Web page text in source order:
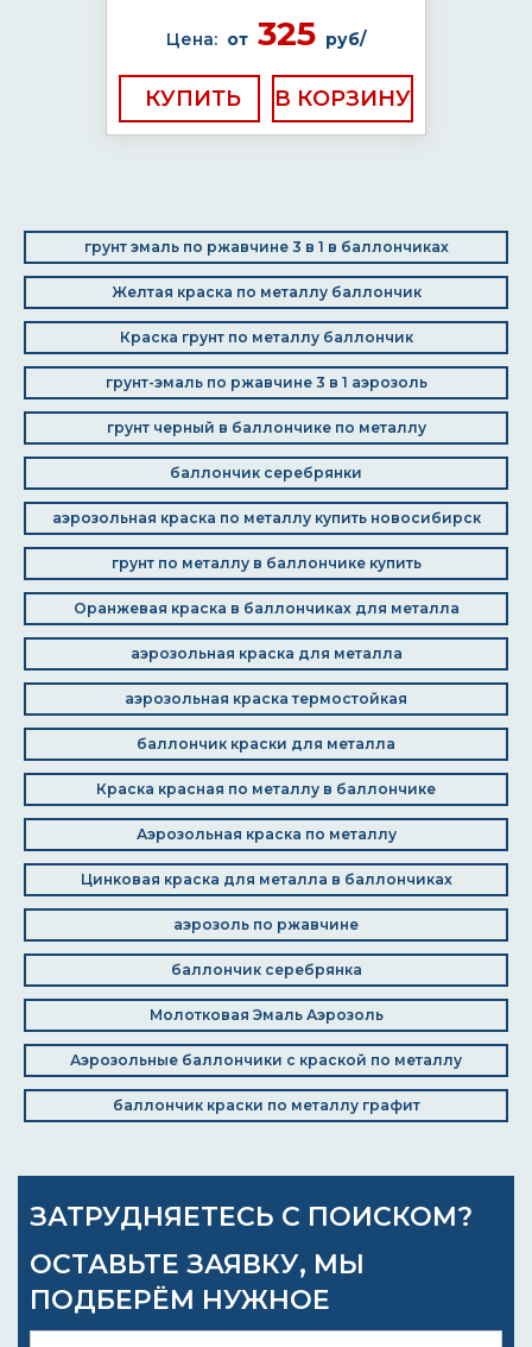
Цена: от 325 руб/
КУПИТЬ
грунт эмаль по ржавчине 3 в 1 в баллончиках
Желтая краска по металлу баллончик
Краска грунт по металлу баллончик
грунт-эмаль по ржавчине 3 в 1 аэрозоль
грунт черный в баллончике по металлу
баллончик серебрянки
аэрозольная краска по металлу купить новосибирск
грунт по металлу в баллончике купить
Оранжевая краска в баллончиках для металла
аэрозольная краска для металла
аэрозольная краска термостойкая
баллончик краски для металла
Краска красная по металлу в баллончике
Аэрозольная краска по металлу
Цинковая краска для металла в баллончиках
аэрозоль по ржавчине
баллончик серебрянка
Молотковая Эмаль Аэрозоль
Аэрозольные баллончики с краской по металлу
баллончик краски по металлу графит
ЗАТРУДНЯЕТЕСЬ С ПОИСКОМ?
ОСТАВЬТЕ ЗАЯВКУ, МЫ
ПОДБЕРЁМ НУЖНОЕ